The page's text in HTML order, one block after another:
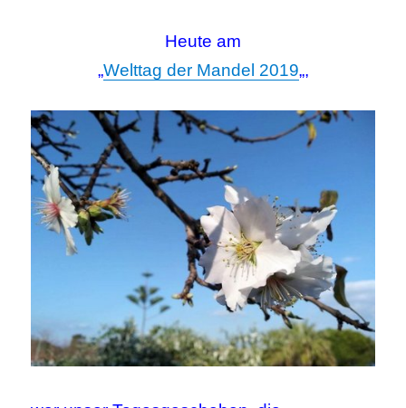
Heute am
„Welttag der Mandel 2019„,